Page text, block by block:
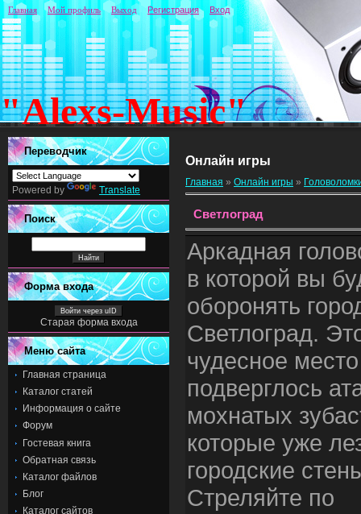
"Alexs-Music"
Главная Мой профиль Выход Регистрация Вход
Переводчик
Powered by Translate
Поиск
Форма входа
Войти через uID
Старая форма входа
Меню сайта
Главная страница
Каталог статей
Информация о сайте
Форум
Гостевая книга
Обратная связь
Каталог файлов
Блог
Каталог сайтов
Онлайн игры
Главная » Онлайн игры »
Светлоград
Аркадная
в которой вы
оборонять
Светлоград.
чудесное место
подверглось
мохнатых
которые уже
городские
Стреляйте по